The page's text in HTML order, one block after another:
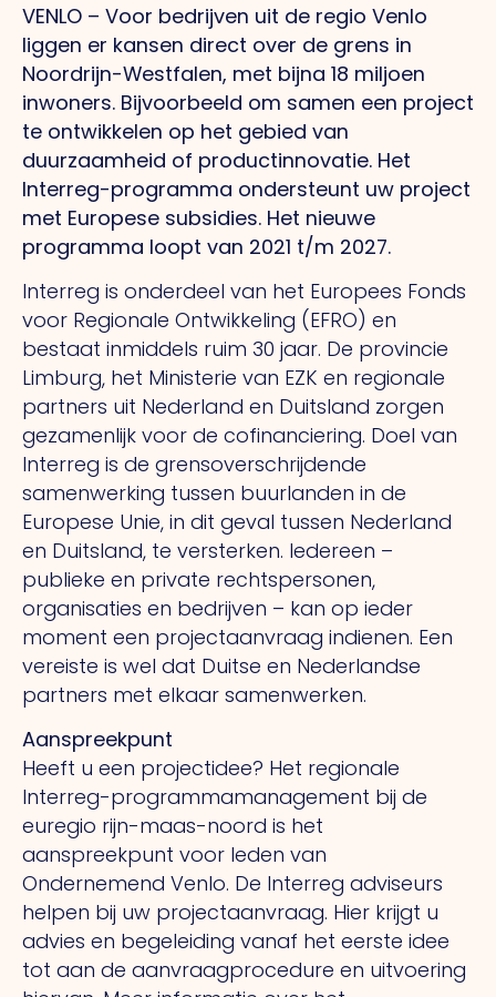
VENLO – Voor bedrijven uit de regio Venlo
liggen er kansen direct over de grens in
Noordrijn-Westfalen, met bijna 18 miljoen
inwoners. Bijvoorbeeld om samen een project
te ontwikkelen op het gebied van
duurzaamheid of productinnovatie. Het
Interreg-programma ondersteunt uw project
met Europese subsidies. Het nieuwe
programma loopt van 2021 t/m 2027.
Interreg is onderdeel van het Europees Fonds
voor Regionale Ontwikkeling (EFRO) en
bestaat inmiddels ruim 30 jaar. De provincie
Limburg, het Ministerie van EZK en regionale
partners uit Nederland en Duitsland zorgen
gezamenlijk voor de cofinanciering. Doel van
Interreg is de grensoverschrijdende
samenwerking tussen buurlanden in de
Europese Unie, in dit geval tussen Nederland
en Duitsland, te versterken. Iedereen –
publieke en private rechtspersonen,
organisaties en bedrijven – kan op ieder
moment een projectaanvraag indienen. Een
vereiste is wel dat Duitse en Nederlandse
partners met elkaar samenwerken.
Aanspreekpunt
Heeft u een projectidee? Het regionale
Interreg-programmamanagement bij de
euregio rijn-maas-noord is het
aanspreekpunt voor leden van
Ondernemend Venlo. De Interreg adviseurs
helpen bij uw projectaanvraag. Hier krijgt u
advies en begeleiding vanaf het eerste idee
tot aan de aanvraagprocedure en uitvoering